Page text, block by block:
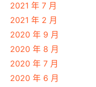
2021 年 7 月
2021 年 2 月
2020 年 9 月
2020 年 8 月
2020 年 7 月
2020 年 6 月